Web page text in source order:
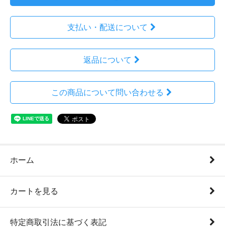
支払い・配送について
返品について
この商品について問い合わせる
ホーム
カートを見る
特定商取引法に基づく表記